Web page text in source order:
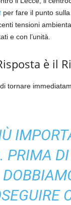
per fare il punto
tensioni
e con l’unità.
è il
tornare
. PRIMA